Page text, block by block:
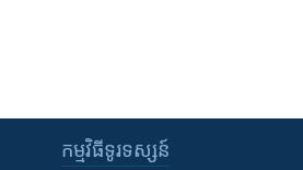
កម្មវិធី​ទូរទស្សន៍